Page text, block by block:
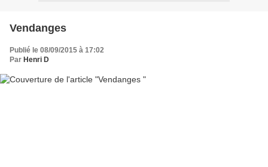
Vendanges
Publié le 08/09/2015 à 17:02
Par Henri D